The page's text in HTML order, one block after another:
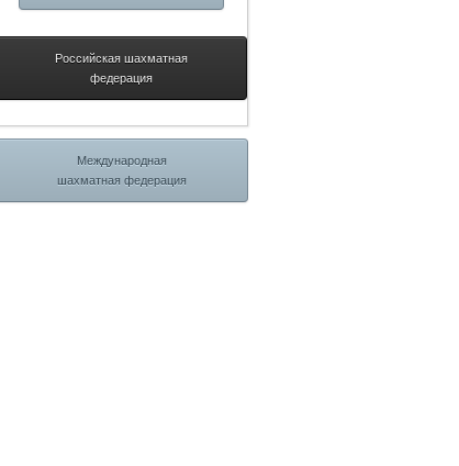
Российская шахматная
федерация
Международная
шахматная федерация